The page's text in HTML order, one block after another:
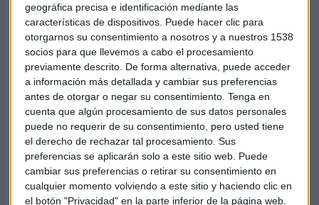
geográfica precisa e identificación mediante las
características de dispositivos. Puede hacer clic para
otorgarnos su consentimiento a nosotros y a nuestros 1538
socios para que llevemos a cabo el procesamiento
previamente descrito. De forma alternativa, puede acceder
a información más detallada y cambiar sus preferencias
antes de otorgar o negar su consentimiento. Tenga en
cuenta que algún procesamiento de sus datos personales
puede no requerir de su consentimiento, pero usted tiene
el derecho de rechazar tal procesamiento. Sus
preferencias se aplicarán solo a este sitio web. Puede
cambiar sus preferencias o retirar su consentimiento en
cualquier momento volviendo a este sitio y haciendo clic en
el botón "Privacidad" en la parte inferior de la página web.
Esta alianza no es ‘rara’, ya que está siendo una práctica
habitual en los países comunitarios. El pasado 23 de enero,
Vodafone y la filial de Telefónica en Reino Unido anunciaron
una alianza para construir una red conjunta de 5G en el país.
El segundo acuerdo llegó en Italia en el mes de febrero.
Vodafone y Telecom Italia (TIM) comparten red y, además,
torres y equipamiento de radio. El matrimonio, en este caso
de conveniencia, en España era clara, pero por descarte.
Telefónica descartada por su rivalidad, aunque en Italia las
diferencias se quedaron a un lado. MásMóvil cuenta con una